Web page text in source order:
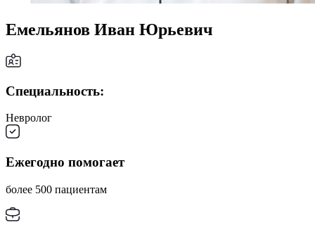
Емельянов Иван Юрьевич
Специальность:
Невролог
Ежегодно помогает
более 500 пациентам